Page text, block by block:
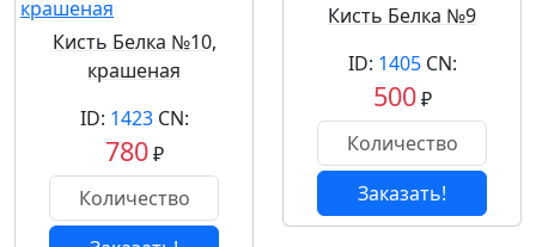
Кисть Белка №10,
крашеная
ID: 1423CN:
780₽
Кисть Белка №9
ID: 1405CN:
500₽
Заказать!